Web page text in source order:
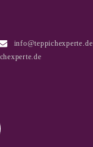
info@teppichexperte.de